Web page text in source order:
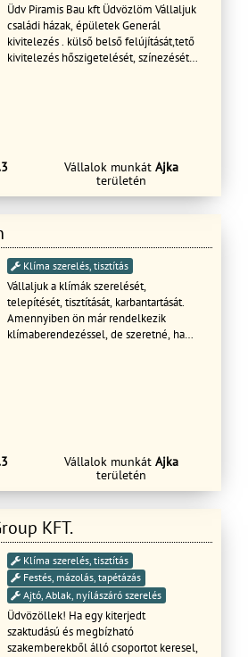
Üdv Piramis Bau kft Üdvözlöm Vállaljuk
családi házak, épületek Generál
kivitelezés . külső belső felújítását,tető
kivitelezés hőszigetelését, színezését
Vállalok munkát Ajka
területén
Klíma szerelés, tisztítás
Vállaljuk a klímák szerelését,
telepítését, tisztítását, karbantartását.
Amennyiben ön már rendelkezik
klímaberendezéssel, de szeretné, ha
Vállalok munkát Ajka
területén
KFT.
Klíma szerelés, tisztítás
Festés, mázolás, tapétázás
Ajtó, Ablak, nyílászáró szerelés
Üdvözöllek! Ha egy kiterjedt
szaktudású és megbízható
szakemberekből álló csoportot keresel,